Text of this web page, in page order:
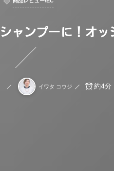
ャンプーに！オ
イワタ コウジ 約4分